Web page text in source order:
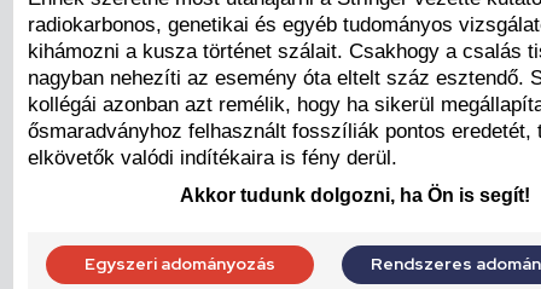
radiokarbonos, genetikai és egyéb tudományos
kihámozni a kusza történet szálait. Csakhogy a csalás
nagyban nehezíti az esemény óta eltelt száz esztendő.
kollégái azonban azt remélik, hogy ha sikerül
ősmaradványhoz felhasznált fosszíliák pontos eredetét,
elkövetők valódi indítékaira is fény derül.
Akkor tudunk dolgozni, ha Ön is segít!